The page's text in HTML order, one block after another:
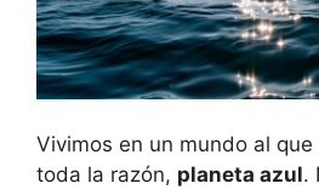
Vivimos en un mundo al
toda la razón, planeta azul.